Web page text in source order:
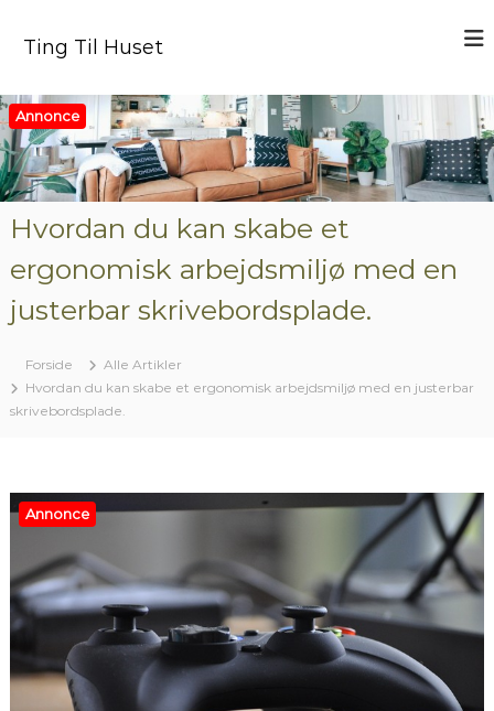
r
e
t
i
l
Ting Til Huset
Annonce
Hvordan du kan skabe et
ergonomisk arbejdsmiljø med en
justerbar skrivebordsplade.
Forside
Alle Artikler
Hvordan du kan skabe et ergonomisk arbejdsmiljø med en justerbar
skrivebordsplade.
Annonce